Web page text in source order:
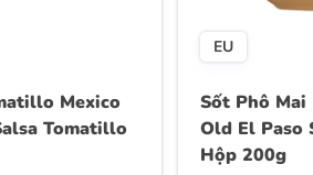
Mexico
Tomatillo
EU
Sốt Phô Mai
Old El Paso
Hộp 200g